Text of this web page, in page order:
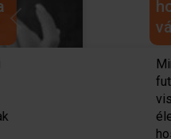
hosszabb
választása?
Minél rövidebb
futamideje,
visszafizetendő
hosszabb
Previous